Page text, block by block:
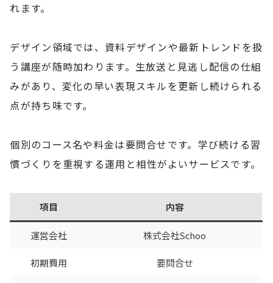
れます。
デザイン領域では、資料デザインや最新トレンドを扱
う講座が随時加わります。生放送と見逃し配信の仕組
みがあり、変化の早い表現スキルを更新し続けられる
点が持ち味です。
個別のコース名や料金は要問合せです。学び続ける習
慣づくりを重視する運用と相性がよいサービスです。
項目 内容
運営会社 株式会社Schoo
初期費用 要問合せ